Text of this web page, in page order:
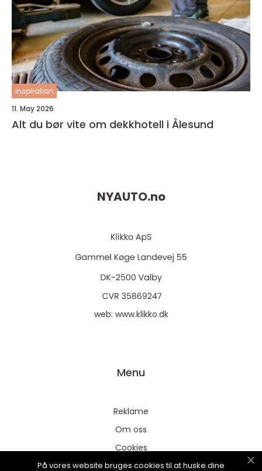
inspiration
11. May 2026
Alt du bør vite om dekkhotell i Ålesund
NYAUTO.no
web: www.klikko.dk
Menu
Reklame
Om oss
Cookies
Kontakt Oss
På vores website bruges cookies til at huske dine